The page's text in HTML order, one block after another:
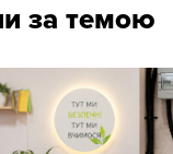
за темою